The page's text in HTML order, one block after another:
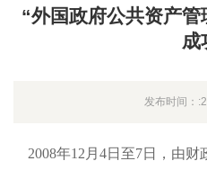
“外国政府公共资产
成
发布时间：
2008年12月4日至7日，由财